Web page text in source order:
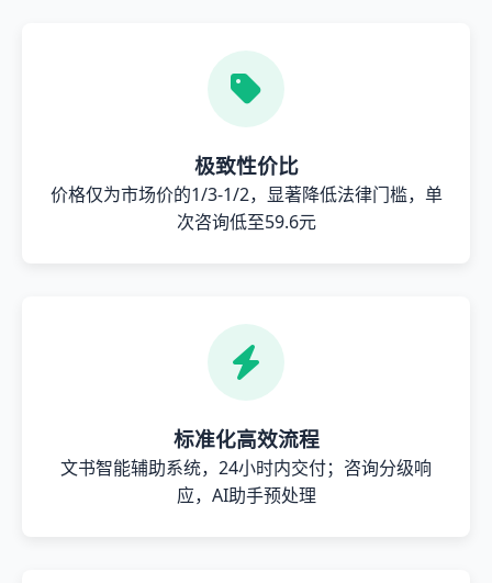
极致性价比
价格仅为市场价的1/3-1/2，显著降低法律门槛，单
次咨询低至59.6元
标准化高效流程
文书智能辅助系统，24小时内交付；咨询分级响
应，AI助手预处理